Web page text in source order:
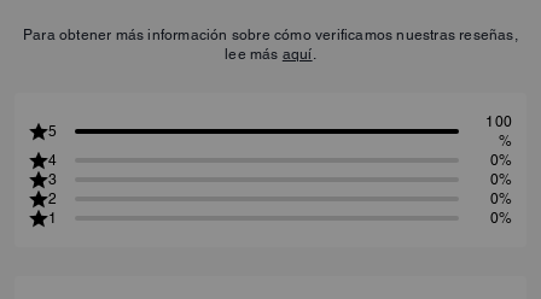
Para obtener más información sobre cómo verificamos nuestras reseñas,
lee más aquí
5
100
%
4
0%
3
0%
2
0%
1
0%